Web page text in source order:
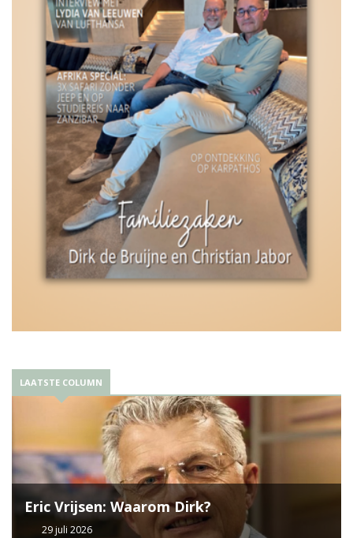
LAATSTE COLUMN
Eric Vrijsen: Waarom Dirk?
29 juli 2026